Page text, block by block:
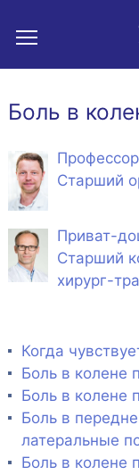
Боль в
Старший
Приват-
Старший
хирург-
Когда
Боль в колене
Боль в колене
Боль в
латеральные
Боль в колене